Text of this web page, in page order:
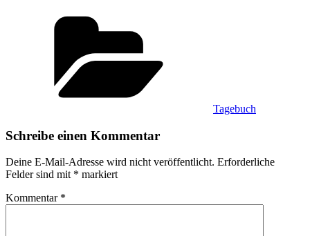
Tagebuch
Schreibe einen Kommentar
Deine E-Mail-Adresse wird nicht veröffentlicht. Erforderliche
Felder sind mit * markiert
Kommentar *